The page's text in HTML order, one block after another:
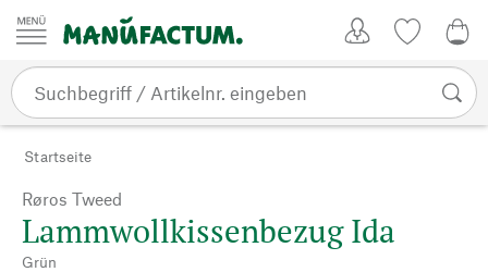
Zum Inhalt springen
Startseite
Røros Tweed
Lammwollkissenbezug Ida
Grün